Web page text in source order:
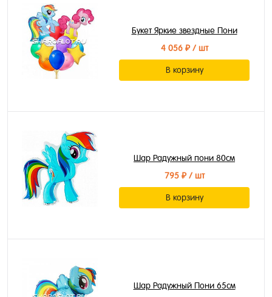
Букет Яркие звездные Пони
4 056 ₽/ шт
В корзину
Шар Радужный пони 80см
795 ₽/ шт
В корзину
Шар Радужный Пони 65см